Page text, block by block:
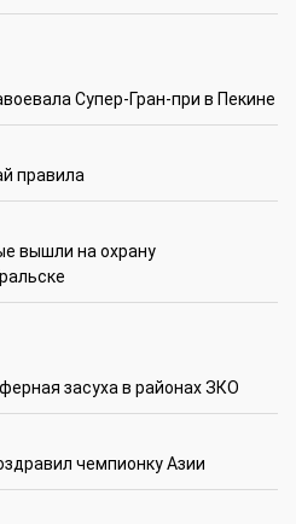
Супер-Гран-при в Пекине
правила
вышли на охрану
засуха в районах ЗКО
чемпионку Азии